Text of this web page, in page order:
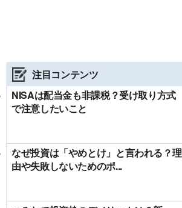
注目コンテンツ
NISAは配当金も非課税？受け取り方式
で注意したいこと
なぜ投資は「やめとけ」と言われる？理
由や失敗しないためのポ...